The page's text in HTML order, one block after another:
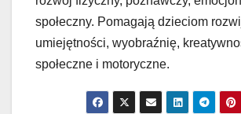
społeczny. Pomagają dzieciom
umiejętności, wyobraźnię,
społeczne i motoryczne.